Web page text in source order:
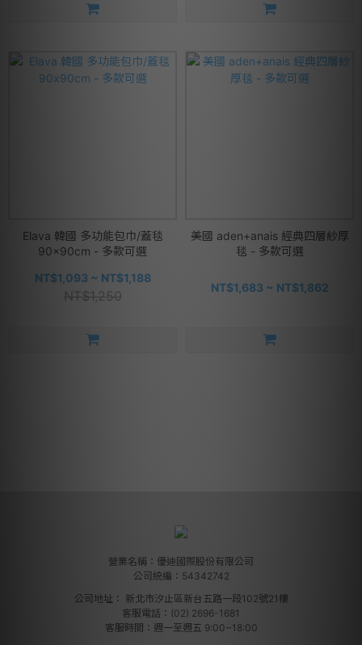
Elava 韓國 多功能包巾/蓋毯
90x90cm - 多款可選
NT$1,093 ~ NT$1,188
NT$1,250
美國 aden+anais 經典四層紗厚
毯 - 多款可選
NT$1,683 ~ NT$1,862
營業名稱：優迪國際股份有限公司
公司統編：54342742
公司地址： 新北市汐止區新台五路一段102號21樓
客服電話：(02) 2696-1681
客服時間：週一至週五 9:00~18:00